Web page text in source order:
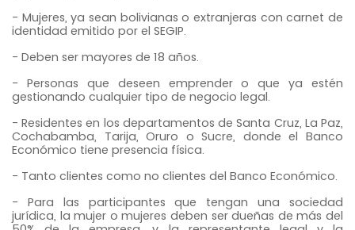
- Mujeres, ya sean bolivianas o extranjeras con carnet de
identidad emitido por el SEGIP.
- Deben ser mayores de 18 años.
- Personas que deseen emprender o que ya estén
gestionando cualquier tipo de negocio legal.
- Residentes en los departamentos de Santa Cruz, La Paz,
Cochabamba, Tarija, Oruro o Sucre, donde el Banco
Económico tiene presencia física.
- Tanto clientes como no clientes del Banco Económico.
- Para las participantes que tengan una sociedad
jurídica, la mujer o mujeres deben ser dueñas de más del